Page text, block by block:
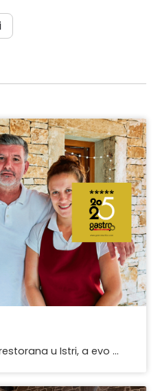
u Istri, a evo ...